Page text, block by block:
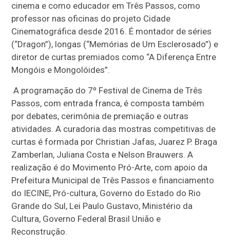
cinema e como educador em Três Passos, como
professor nas oficinas do projeto Cidade
Cinematográfica desde 2016. É montador de séries
(“Dragon”), longas (“Memórias de Um Esclerosado”) e
diretor de curtas premiados como “A Diferença Entre
Mongóis e Mongolóides”.
A programação do 7º Festival de Cinema de Três
Passos, com entrada franca, é composta também
por debates, cerimônia de premiação e outras
atividades. A curadoria das mostras competitivas de
curtas é formada por Christian Jafas, Juarez P. Braga
Zamberlan, Juliana Costa e Nelson Brauwers. A
realização é do Movimento Pró-Arte, com apoio da
Prefeitura Municipal de Três Passos e financiamento
do IECINE, Pró-cultura, Governo do Estado do Rio
Grande do Sul, Lei Paulo Gustavo, Ministério da
Cultura, Governo Federal Brasil União e
Reconstrução.